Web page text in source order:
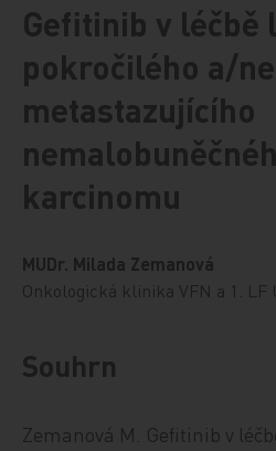
Gefitinib v léčbě
pokročilého a/
metastazujícího
karcinomu
MUDr. Milada Zemanová
Onkologická klinika VFN a 1. LF
Souhrn
Zemanová M. Gefitinib v